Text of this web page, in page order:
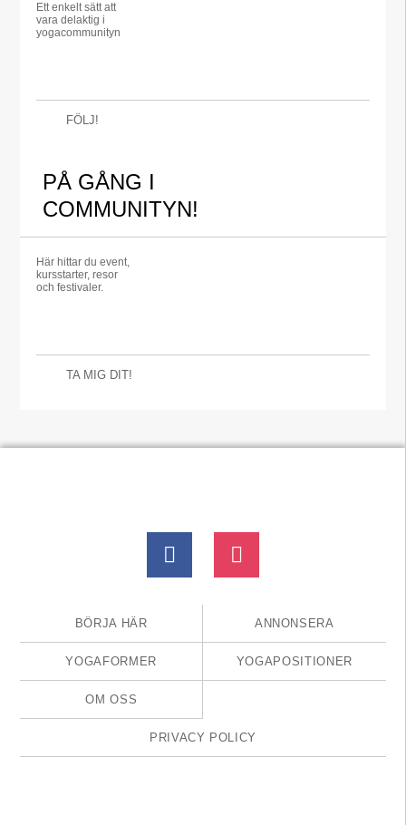
Ett enkelt sätt att
vara delaktig i
yogacommunityn
FÖLJ!
PÅ GÅNG I
COMMUNITYN!
Här hittar du event,
kursstarter, resor
och festivaler.
TA MIG DIT!
BÖRJA HÄR ANNONSERA
YOGAFORMER YOGAPOSITIONER
OM OSS
PRIVACY POLICY